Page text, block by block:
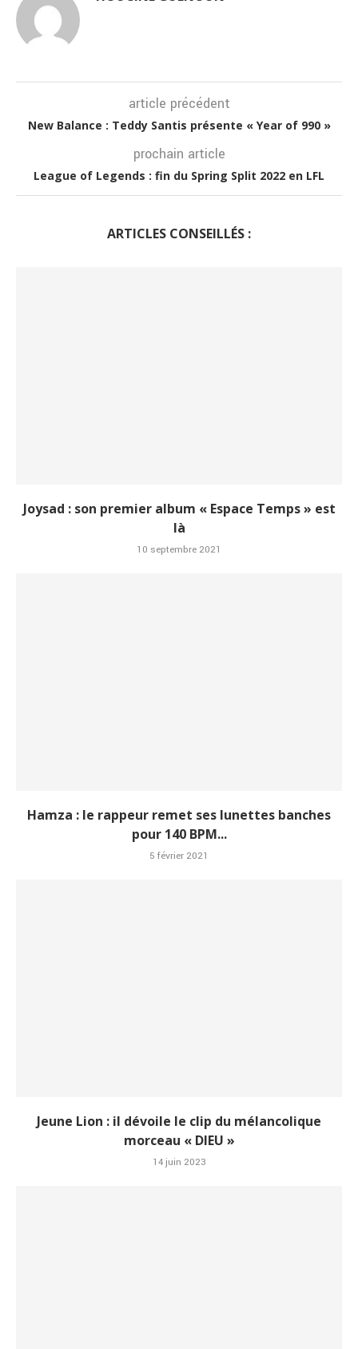
article précédent
New Balance : Teddy Santis présente « Year of 990 »
prochain article
League of Legends : fin du Spring Split 2022 en LFL
ARTICLES CONSEILLÉS :
Joysad : son premier album « Espace Temps » est
là
10 septembre 2021
Hamza : le rappeur remet ses lunettes banches
pour 140 BPM...
5 février 2021
Jeune Lion : il dévoile le clip du mélancolique
morceau « DIEU »
14 juin 2023